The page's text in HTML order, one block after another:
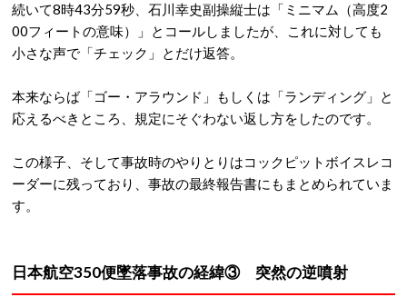
続いて8時43分59秒、石川幸史副操縦士は「ミニマム（高度2
00フィートの意味）」とコールしましたが、これに対しても
小さな声で「チェック」とだけ返答。
本来ならば「ゴー・アラウンド」もしくは「ランディング」と
応えるべきところ、規定にそぐわない返し方をしたのです。
この様子、そして事故時のやりとりはコックピットボイスレコ
ーダーに残っており、事故の最終報告書にもまとめられていま
す。
日本航空350便墜落事故の経緯③ 突然の逆噴射